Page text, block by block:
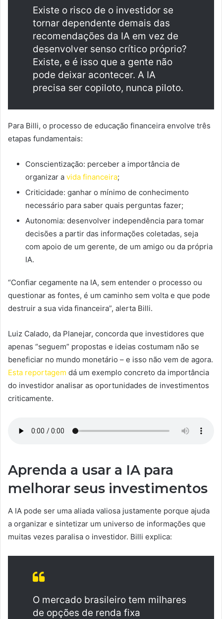
Existe o risco de o investidor se
tornar dependente demais das
recomendações da IA em vez de
desenvolver senso crítico próprio?
Existe, e é isso que a gente não
pode deixar acontecer. A IA
precisa ser copiloto, nunca piloto.
Para Billi, o processo de educação financeira envolve três
etapas fundamentais:
Conscientização: perceber a importância de
organizar a vida financeira;
Criticidade: ganhar o mínimo de conhecimento
necessário para saber quais perguntas fazer;
Autonomia: desenvolver independência para tomar
decisões a partir das informações coletadas, seja
com apoio de um gerente, de um amigo ou da própria
IA.
“Confiar cegamente na IA, sem entender o processo ou
questionar as fontes, é um caminho sem volta e que pode
destruir a sua vida financeira”, alerta Billi.
Luiz Calado, da Planejar, concorda que investidores que
apenas “seguem” propostas e ideias costumam não se
beneficiar no mundo monetário – e isso não vem de agora.
Esta reportagem dá um exemplo concreto da importância
do investidor analisar as oportunidades de investimentos
criticamente.
Aprenda a usar a IA para
melhorar seus investimentos
A IA pode ser uma aliada valiosa justamente porque ajuda
a organizar e sintetizar um universo de informações que
muitas vezes paralisa o investidor. Billi explica:
O mercado brasileiro tem milhares
de opções de renda fixa